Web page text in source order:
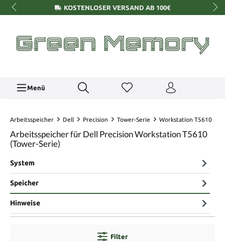
KOSTENLOSER VERSAND AB 100€
Menü
Arbeitsspeicher Dell Precision Tower-Serie Workstation T5610
Arbeitsspeicher für Dell Precision Workstation T5610
(Tower-Serie)
System
Speicher
Hinweise
Filter